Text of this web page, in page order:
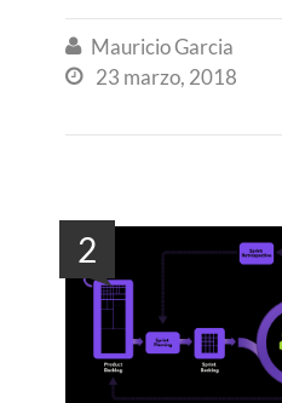
 Mauricio Garcia
 23 marzo, 2018
2